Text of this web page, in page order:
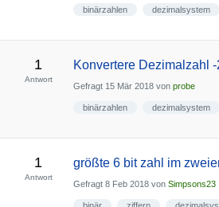
binärzahlen dezimalsystem
1
Antwort
Konvertere Dezimalzahl
Gefragt 15 Mär 2018 von probe
binärzahlen dezimalsystem
1
Antwort
größte 6 bit zahl im
Gefragt 8 Feb 2018 von Simpsons23